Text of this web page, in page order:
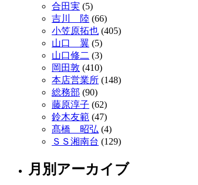
合田実 (5)
吉川 陸 (66)
小笠原拓也 (405)
山口 翼 (5)
山口修二 (3)
岡田敦 (410)
本店営業所 (148)
総務部 (90)
藤原淳子 (62)
鈴木友範 (47)
髙橋 昭弘 (4)
ＳＳ湘南台 (129)
月別アーカイブ